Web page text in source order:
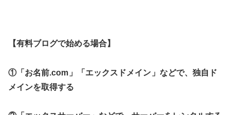
【有料ブログで始める場合】
①「お名前.com 」「エックスドメイン 」などで、独自ド
メインを取得する